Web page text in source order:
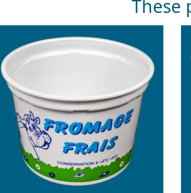
These